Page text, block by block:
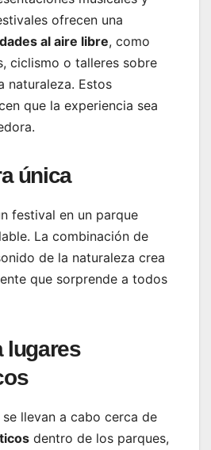
ofrecen una
al aire libre, como
ciclismo o talleres sobre
naturaleza. Estos
que la experiencia sea
única
festival en un parque
La combinación de
de la naturaleza crea
que sorprende a todos
lugares
llevan a cabo cerca de
dentro de los parques,